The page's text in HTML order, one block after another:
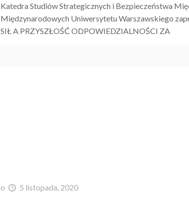
Katedra Studiów Strategicznych i Bezpieczeństwa
Międzynarodowych Uniwersytetu Warszawskiego
SIŁ A PRZYSZŁOŚĆ ODPOWIEDZIALNOŚCI ZA
o 5 listopada, 2020